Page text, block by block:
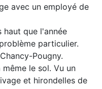
avec un employé de
haut que l'année
particulier.
Pougny.
le sol. Vu un
et hirondelles de